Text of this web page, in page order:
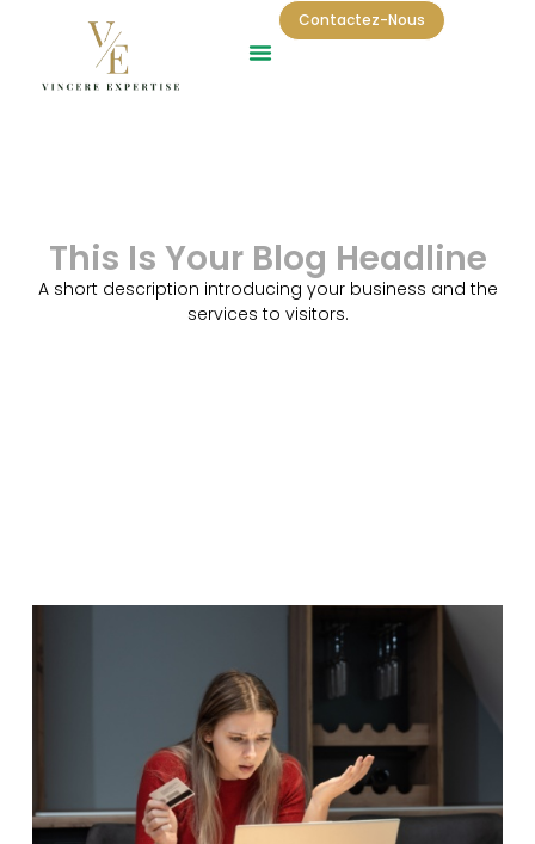
Contactez-Nous
This Is Your Blog Headline
A short description introducing your business and the
services to visitors.